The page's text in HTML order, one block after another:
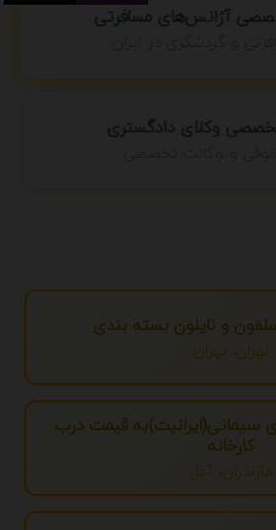
آژانس‌های مسافرتی
وکلای دادگستری
و نایلون بسته بندی
تهران، تهران
قیمت درب
کارخانه
مازندران، آمل